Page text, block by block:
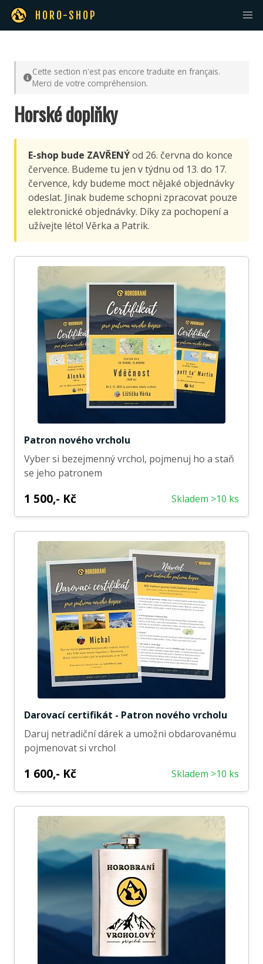
HORO-SHOP
Cette section n'est pas encore traduite en français.
Merci de votre compréhension.
Horské doplňky
E-shop bude ZAVŘENÝod 26. června do konce
července. Budeme tu jen v týdnu od 13. do 17.
července, kdy budeme moct nějaké objednávky
odeslat. Jinak budeme schopni zpracovat pouze
elektronické objednávky. Díky za pochopení a
užívejte léto! Věrka a Patrik.
Patron nového vrcholu
Vyber si bezejmenný vrchol, pojmenuj ho a staň
se jeho patronem
1 500,- Kč Skladem >10 ks
Darovací certifikát - Patron nového vrcholu
Daruj netradiční dárek a umožni obdarovanému
pojmenovat si vrchol
1 600,- Kč Skladem >10 ks